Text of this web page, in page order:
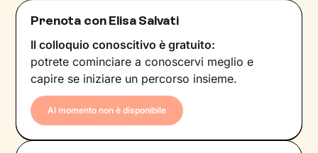
Prenota con Elisa Salvati
Il colloquio conoscitivo è gratuito:
potrete cominciare a conoscervi meglio e
capire se iniziare un percorso insieme.
Al momento non è disponibile